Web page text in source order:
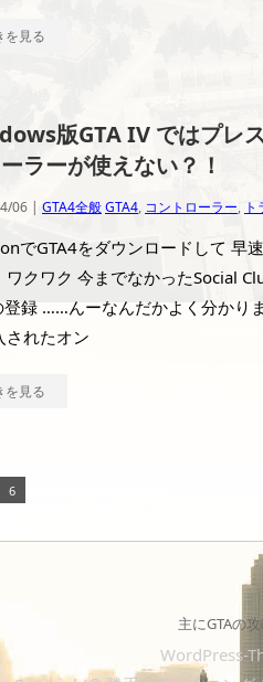
を見る
版GTA IV ではプレ
ーラーが使えない？！
06 | GTA4全般GTA4, コントローラー,
でGTA4をダウンロードして 早
クワク 今までなかったSocial
登録 ……んーなんだかよく分かり
されたオン
を見る
6
主にGTAの
WordPress-